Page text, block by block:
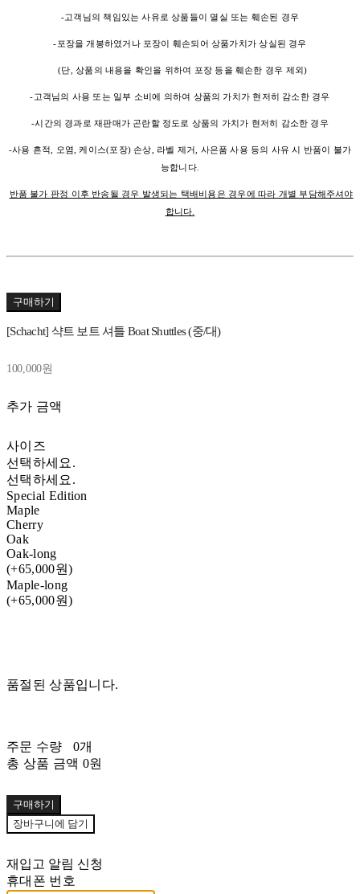
-고객님의 책임있는 사유로 상품들이 멸실 또는 훼손된 경우
-포장을 개봉하였거나 포장이 훼손되어 상품가치가 상실된 경우
(단, 상품의 내용을 확인을 위하여 포장 등을 훼손한 경우 제외)
-고객님의 사용 또는 일부 소비에 의하여 상품의 가치가 현저히 감소한 경우
-시간의 경과로 재판매가 곤란할 정도로 상품의 가치가 현저히 감소한 경우
-사용 흔적, 오염, 케이스(포장) 손상, 라벨 제거, 사은품 사용 등의 사유 시 반품이 불가
능합니다.
반품 불가 판정 이후 반송될 경우 발생되는 택배비용은 경우에 따라 개별 부담해주셔야
합니다.
구매하기
[Schacht] 샥트 보트 셔틀 Boat Shuttles (중/대)
100,000원
추가 금액
사이즈
선택하세요.
선택하세요.
Special Edition
Maple
Cherry
Oak
Oak-long
(+65,000원)
Maple-long
(+65,000원)
품절된 상품입니다.
주문 수량
0개
총 상품 금액 0원
구매하기
장바구니에 담기
재입고 알림 신청
휴대폰 번호